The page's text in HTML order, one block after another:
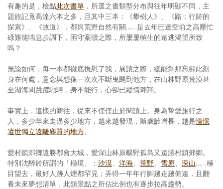
關於Yilan
個人著作
活動實況記錄
媒體報導一覽
合作與代言
訂閱電子報
有趣的是，檢點此次書單 ，所選之書類型分布與往年明顯不同，主
題旅記竟高達六本之多，且其中三本：《攀樹人》、《路：行跡的
探索》、《故道》，都與荒野自然有關……是去年已達空前之高壓忙
碌難能喘息步調下，困守案牘之際，所屢屢萌生的遠逃渴望所致
嗎？
無論如何，每一本都徹底撫慰了我，展讀之際，總能剎那忘卻此刻
身在何處，意念與想像一次次不斷曳颺到他方，在山林野原荒漠甚
至湖海間跳躍馳騁，身不能行，心卻已縱情翱翔。
事實上，這樣的嚮往，從來不僅僅止於閱讀上。身為摯愛旅行之
人，多少年來走過多少地方，越來越發現，隨歲齡增長，越是憧憬
遺世獨立遠離塵囂的地方。
愛村鎮郊鄉遠勝都會大城，愛深山林原曠野孤島又遠勝村鎮郊鄉。
特別沈醉於所謂的「極境」： 沙漠、 洋海、 荒野、 雪原、 深山……極
目望去，最好人跡人煙都罕見；弄得一年年行腳越走越偏遠，且翻
看未來夢想清單，此類景點之所佔比例也有逐步拉高趨勢。